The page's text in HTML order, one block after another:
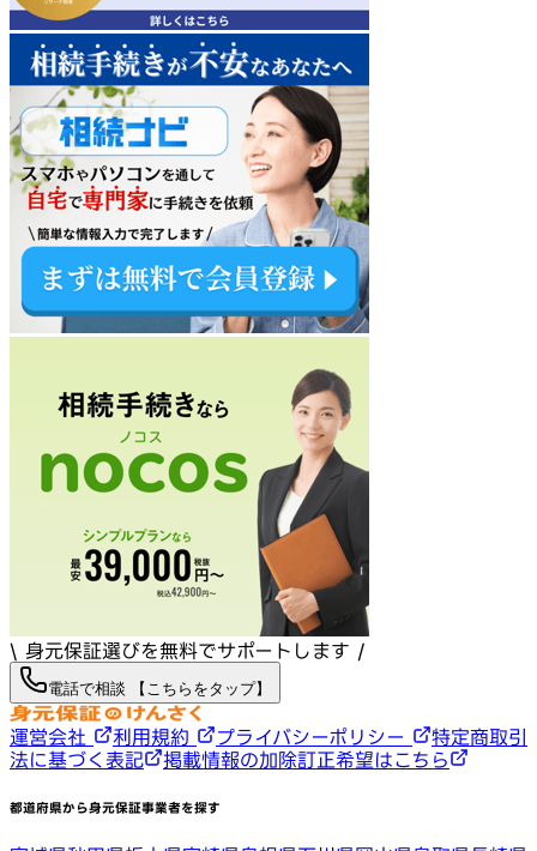
\ 身元保証選びを無料でサポートします /
電話で相談 【こちらをタップ】
運営会社 利用規約 プライバシーポリシー
特定商取引
法に基づく表記
掲載情報の加除訂正希望はこちら
都道府県から身元保証事業者を探す